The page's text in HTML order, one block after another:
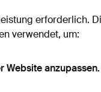
128
erforderlich.
verwendet, um:
Website anzupassen.